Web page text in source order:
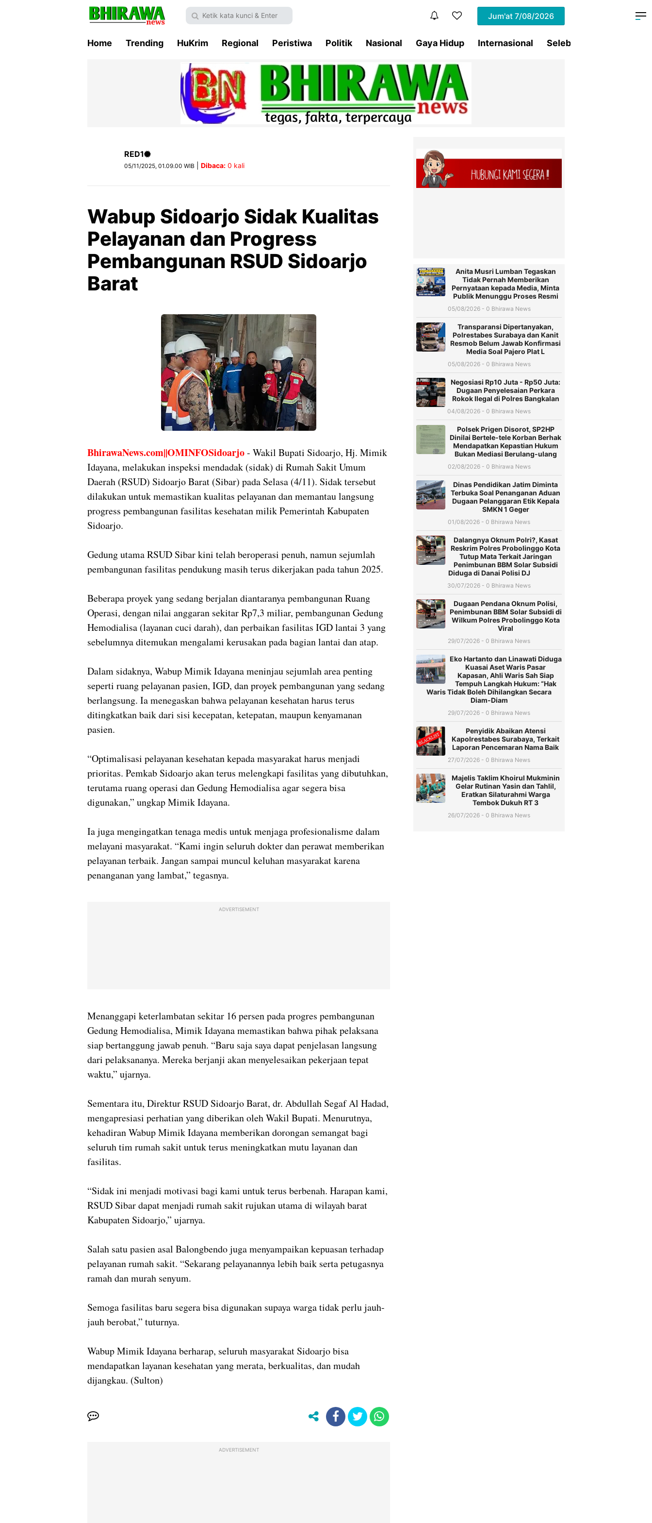
Jum'at 7/08/2026
Home Trending HuKrim Regional Peristiwa Politik Nasional Gaya Hidup Internasional Selebritis
RED1
05/11/2025, 01.09.00 WIB Dibaca: 0 kali
Wabup Sidoarjo Sidak Kualitas
Pelayanan dan Progress
Pembangunan RSUD Sidoarjo
Barat
BhirawaNews.com||OMINFOSidoarjo- Wakil Bupati Sidoarjo, Hj. Mimik
Idayana, melakukan inspeksi mendadak (sidak) di Rumah Sakit Umum
Daerah (RSUD) Sidoarjo Barat (Sibar) pada Selasa (4/11). Sidak tersebut
dilakukan untuk memastikan kualitas pelayanan dan memantau langsung
progress pembangunan fasilitas kesehatan milik Pemerintah Kabupaten
Sidoarjo.
Gedung utama RSUD Sibar kini telah beroperasi penuh, namun sejumlah
pembangunan fasilitas pendukung masih terus dikerjakan pada tahun 2025.
Beberapa proyek yang sedang berjalan diantaranya pembangunan Ruang
Operasi, dengan nilai anggaran sekitar Rp7,3 miliar, pembangunan Gedung
Hemodialisa (layanan cuci darah), dan perbaikan fasilitas IGD lantai 3 yang
sebelumnya ditemukan mengalami kerusakan pada bagian lantai dan atap.
Dalam sidaknya, Wabup Mimik Idayana meninjau sejumlah area penting
seperti ruang pelayanan pasien, IGD, dan proyek pembangunan yang sedang
berlangsung. Ia menegaskan bahwa pelayanan kesehatan harus terus
ditingkatkan baik dari sisi kecepatan, ketepatan, maupun kenyamanan
pasien.
“Optimalisasi pelayanan kesehatan kepada masyarakat harus menjadi
prioritas. Pemkab Sidoarjo akan terus melengkapi fasilitas yang dibutuhkan,
terutama ruang operasi dan Gedung Hemodialisa agar segera bisa
digunakan,” ungkap Mimik Idayana.
Ia juga mengingatkan tenaga medis untuk menjaga profesionalisme dalam
melayani masyarakat. “Kami ingin seluruh dokter dan perawat memberikan
pelayanan terbaik. Jangan sampai muncul keluhan masyarakat karena
penanganan yang lambat,” tegasnya.
ADVERTISEMENT
Menanggapi keterlambatan sekitar 16 persen pada progres pembangunan
Gedung Hemodialisa, Mimik Idayana memastikan bahwa pihak pelaksana
siap bertanggung jawab penuh. “Baru saja saya dapat penjelasan langsung
dari pelaksananya. Mereka berjanji akan menyelesaikan pekerjaan tepat
waktu,” ujarnya.
Sementara itu, Direktur RSUD Sidoarjo Barat, dr. Abdullah Segaf Al Hadad,
mengapresiasi perhatian yang diberikan oleh Wakil Bupati. Menurutnya,
kehadiran Wabup Mimik Idayana memberikan dorongan semangat bagi
seluruh tim rumah sakit untuk terus meningkatkan mutu layanan dan
fasilitas.
“Sidak ini menjadi motivasi bagi kami untuk terus berbenah. Harapan kami,
RSUD Sibar dapat menjadi rumah sakit rujukan utama di wilayah barat
Kabupaten Sidoarjo,” ujarnya.
Salah satu pasien asal Balongbendo juga menyampaikan kepuasan terhadap
pelayanan rumah sakit. “Sekarang pelayanannya lebih baik serta petugasnya
ramah dan murah senyum.
Semoga fasilitas baru segera bisa digunakan supaya warga tidak perlu jauh-
jauh berobat,” tuturnya.
Wabup Mimik Idayana berharap, seluruh masyarakat Sidoarjo bisa
mendapatkan layanan kesehatan yang merata, berkualitas, dan mudah
dijangkau. (Sulton)
ADVERTISEMENT
Anita Musri Lumban Tegaskan
Tidak Pernah Memberikan
Pernyataan kepada Media, Minta
Publik Menunggu Proses Resmi
05/08/2026 - 0 Bhirawa News
Transparansi Dipertanyakan,
Polrestabes Surabaya dan Kanit
Resmob Belum Jawab Konfirmasi
Media Soal Pajero Plat L
05/08/2026 - 0 Bhirawa News
Negosiasi Rp10 Juta - Rp50 Juta:
Dugaan Penyelesaian Perkara
Rokok Ilegal di Polres Bangkalan
04/08/2026 - 0 Bhirawa News
Polsek Prigen Disorot, SP2HP
Dinilai Bertele-tele Korban Berhak
Mendapatkan Kepastian Hukum
Bukan Mediasi Berulang-ulang
02/08/2026 - 0 Bhirawa News
Dinas Pendidikan Jatim Diminta
Terbuka Soal Penanganan Aduan
Dugaan Pelanggaran Etik Kepala
SMKN 1 Geger
01/08/2026 - 0 Bhirawa News
Dalangnya Oknum Polri?, Kasat
Reskrim Polres Probolinggo Kota
Tutup Mata Terkait Jaringan
Penimbunan BBM Solar Subsidi
Diduga di Danai Polisi DJ
30/07/2026 - 0 Bhirawa News
Dugaan Pendana Oknum Polisi,
Penimbunan BBM Solar Subsidi di
Wilkum Polres Probolinggo Kota
Viral
29/07/2026 - 0 Bhirawa News
Eko Hartanto dan Linawati Diduga
Kuasai Aset Waris Pasar
Kapasan, Ahli Waris Sah Siap
Tempuh Langkah Hukum: “Hak
Waris Tidak Boleh Dihilangkan Secara
Diam-Diam
29/07/2026 - 0 Bhirawa News
Penyidik Abaikan Atensi
Kapolrestabes Surabaya, Terkait
Laporan Pencemaran Nama Baik
27/07/2026 - 0 Bhirawa News
Majelis Taklim Khoirul Mukminin
Gelar Rutinan Yasin dan Tahlil,
Eratkan Silaturahmi Warga
Tembok Dukuh RT 3
26/07/2026 - 0 Bhirawa News